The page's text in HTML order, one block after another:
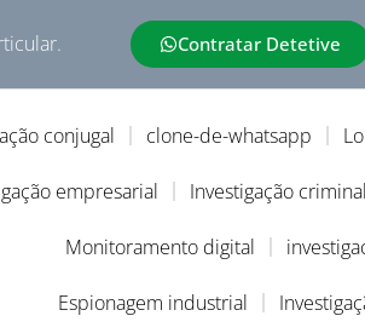
Contratar Detetive
conjugal clone-de-whatsapp
empresarial Investigação criminal
Monitoramento digital
Espionagem industrial